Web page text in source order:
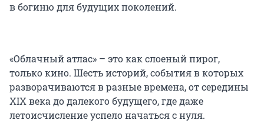
в богиню для будущих поколений.
«Облачный атлас» – это как слоеный пирог,
только кино. Шесть историй, события в которых
разворачиваются в разные времена, от середины
XIX века до далекого будущего, где даже
летоисчисление успело начаться с нуля.